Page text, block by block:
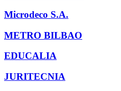
Microdeco S.A.
METRO BILBAO
EDUCALIA
JURITECNIA